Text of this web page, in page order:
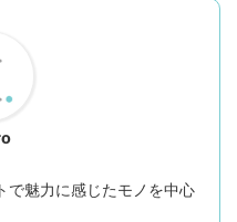
で魅力に感じたモノを中心